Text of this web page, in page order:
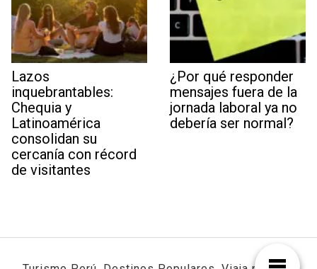
Lazos
inquebrantables:
Chequia y
Latinoamérica
consolidan su
cercanía con récord
de visitantes
¿Por qué responder
mensajes fuera de la
jornada laboral ya no
debería ser normal?